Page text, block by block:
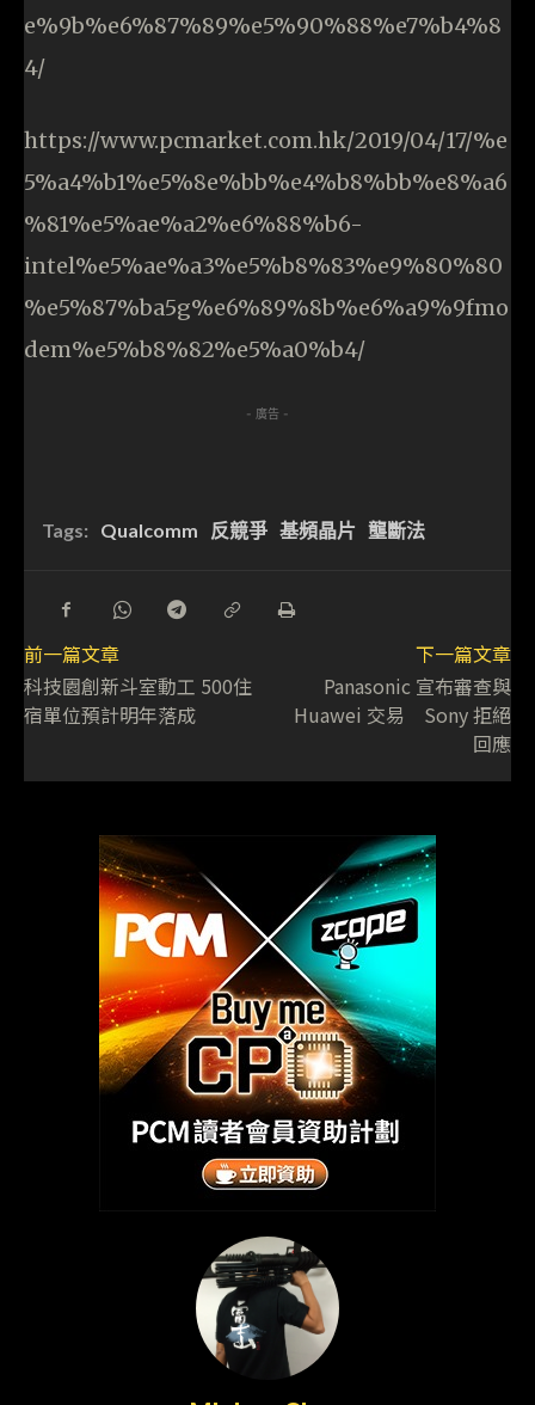
e%9b%e6%87%89%e5%90%88%e7%b4%8
4/
https://www.pcmarket.com.hk/2019/04/17/%e
5%a4%b1%e5%8e%bb%e4%b8%bb%e8%a6
%81%e5%ae%a2%e6%88%b6-
intel%e5%ae%a3%e5%b8%83%e9%80%80
%e5%87%ba5g%e6%89%8b%e6%a9%9fmo
dem%e5%b8%82%e5%a0%b4/
- 廣告 -
Tags: Qualcomm 反競爭 基頻晶片 壟斷法
前一篇文章
科技園創新斗室動工 500住
宿單位預計明年落成
下一篇文章
Panasonic 宣布審查與
Huawei 交易 Sony 拒絕
回應